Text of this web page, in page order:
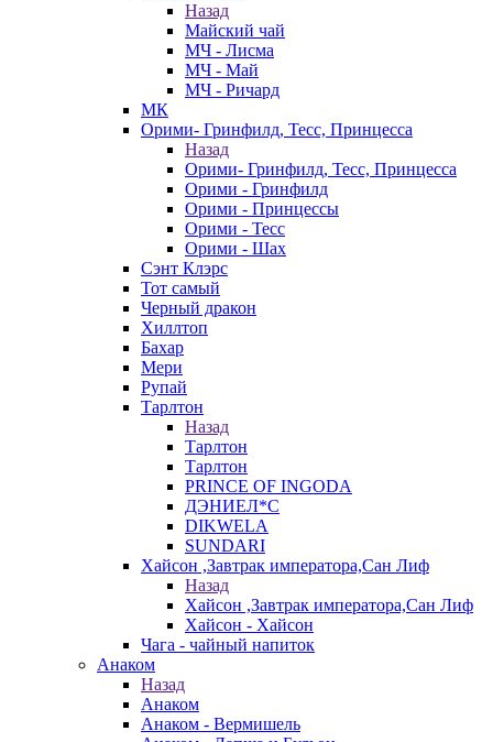
Назад
Майский чай
МЧ - Лисма
МЧ - Май
МЧ - Ричард
МК
Орими- Гринфилд, Тесс, Принцесса
Назад
Орими- Гринфилд, Тесс, Принцесса
Орими - Гринфилд
Орими - Принцессы
Орими - Тесс
Орими - Шах
Сэнт Клэрс
Тот самый
Черный дракон
Хиллтоп
Бахар
Мери
Рупай
Тарлтон
Назад
Тарлтон
Тарлтон
PRINCE OF INGODA
ДЭНИЕЛ*С
DIKWELA
SUNDARI
Хайсон ,Завтрак императора,Сан Лиф
Назад
Хайсон ,Завтрак императора,Сан Лиф
Хайсон - Хайсон
Чага - чайный напиток
Анаком
Назад
Анаком
Анаком - Вермишель